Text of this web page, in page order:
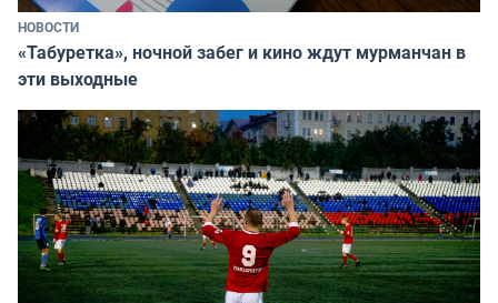
НОВОСТИ
«Табуретка», ночной забег и кино ждут мурманчан в
эти выходные